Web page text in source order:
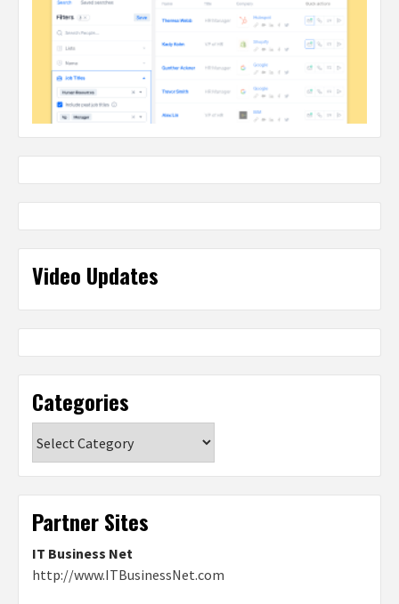
Video Updates
Categories
Partner Sites
IT Business Net
http://www.ITBusinessNet.com